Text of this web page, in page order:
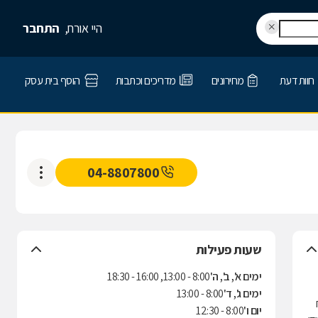
היי אורח, התחבר
חוות דעת מחירונים מדריכים וכתבות הוסף בית עסק
04-8807800
שעות פעילות
ימים א', ב', ה'8:00 - 13:00, 16:00 - 18:30
ימים ג', ד'8:00 - 13:00
יום ו'8:00 - 12:30